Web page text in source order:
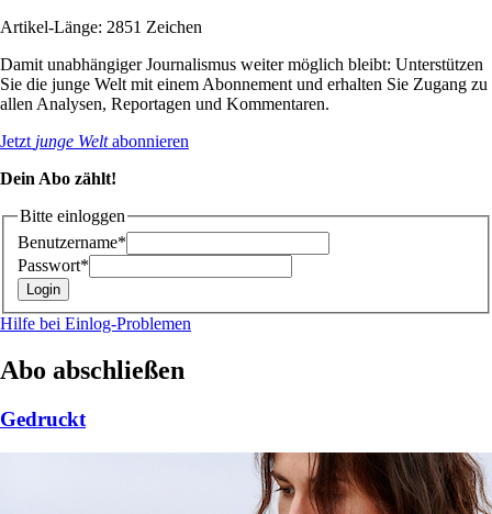
Artikel-Länge: 2851 Zeichen
Damit unabhängiger Journalismus weiter möglich bleibt: Unterstützen
Sie die junge Welt mit einem Abonnement und erhalten Sie Zugang zu
allen Analysen, Reportagen und Kommentaren.
Jetzt junge Weltabonnieren
Dein Abo zählt!
Bitte einloggen
Benutzername*
Passwort*
Hilfe bei Einlog-Problemen
Abo abschließen
Gedruckt